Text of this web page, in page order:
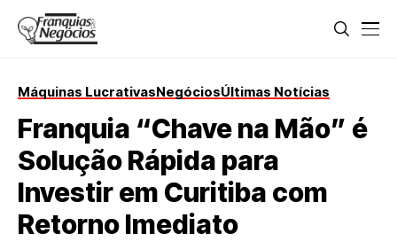
Máquinas LucrativasNegóciosÚltimas Notícias
Franquia “Chave na Mão” é
Solução Rápida para
Investir em Curitiba com
Retorno Imediato